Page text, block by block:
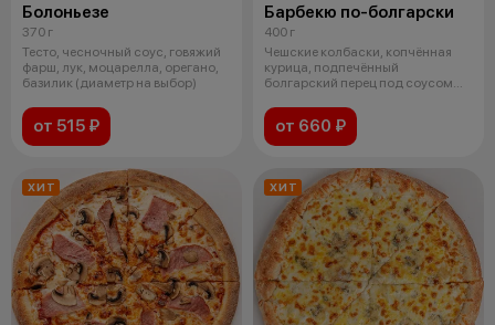
Болоньезе
370 г
Тесто, чесночный соус, говяжий
фарш, лук, моцарелла, орегано,
базилик (диаметр на выбор)
от 515 ₽
Барбекю по-болгарски
400 г
Чешские колбаски, копчённая
курица, подпечённый
болгарский перец под соусом
от 660 ₽
ХИТ ХИТ